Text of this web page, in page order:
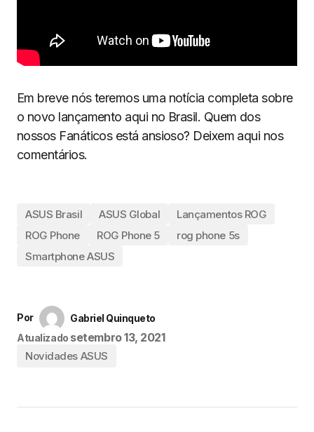
Em breve nós teremos uma notícia completa sobre
o novo lançamento aqui no Brasil. Quem dos
nossos Fanáticos está ansioso? Deixem aqui nos
comentários.
ASUS Brasil ASUS Global
Lançamentos ROG
ROG Phone
ROG Phone 5
rog phone 5s
Smartphone ASUS
Por
Gabriel Quinqueto
Atualizado setembro 13, 2021
Novidades ASUS